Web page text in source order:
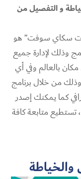
و التفصيل من
سكاي سوفت” هو
وذلك لإدارة جميع
بالعالم وفي أي
من خلال برنامج
كما يمكنك إصدر
تستطيع متابعة كافة
والخياطة